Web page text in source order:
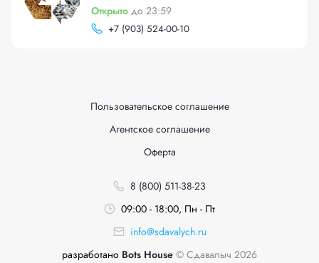
Открыто до 23:59
+7 (903) 524-00-10
Пользовательское соглашение
Агентское соглашение
Оферта
8 (800) 511-38-23
09:00 - 18:00, Пн - Пт
info@sdavalych.ru
разработано Bots House © Сдавалыч 2026